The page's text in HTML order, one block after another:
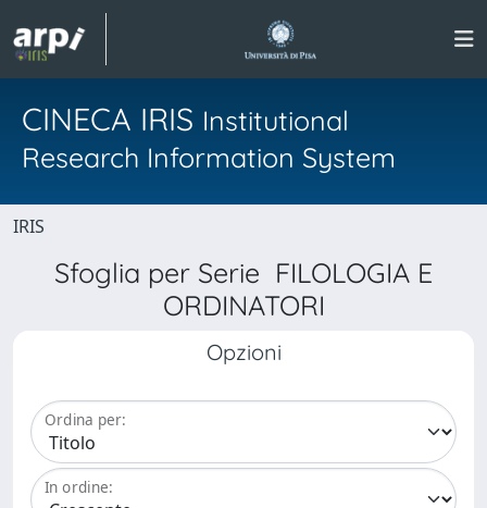
CINECA IRIS Institutional
Research Information System
IRIS
Sfoglia per Serie FILOLOGIA E
ORDINATORI
Opzioni
Ordina per:
In ordine: